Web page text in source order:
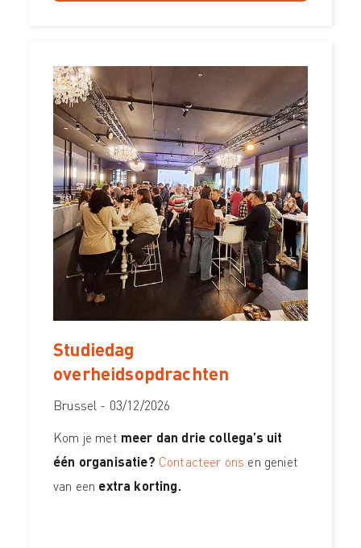
Studiedag
overheidsopdrachten
Brussel - 03/12/2026
Kom je met meer dan drie collega’s uit
één organisatie? Contacteer ons en geniet
van een extra korting.